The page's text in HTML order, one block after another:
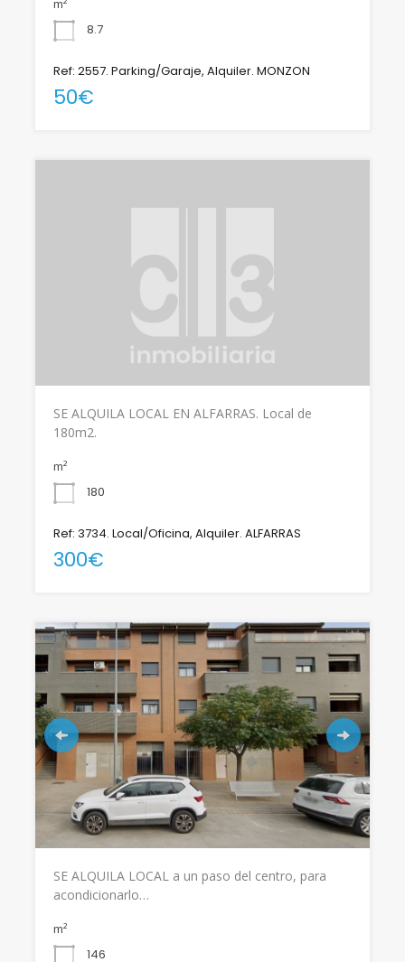
m²
8.7
Ref: 2557. Parking/Garaje, Alquiler. MONZON
50€
SE ALQUILA LOCAL EN ALFARRAS. Local de
180m2.
m²
180
Ref: 3734. Local/Oficina, Alquiler. ALFARRAS
300€
SE ALQUILA LOCAL a un paso del centro, para
acondicionarlo…
m²
146